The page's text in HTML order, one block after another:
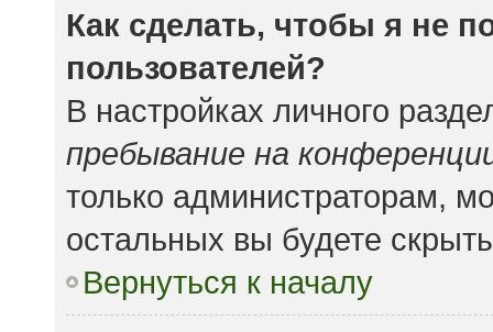
Как сделать, чтобы я не
пользователей?
В настройках личного
пребывание на
только администраторам,
остальных вы будете
Вернуться к началу